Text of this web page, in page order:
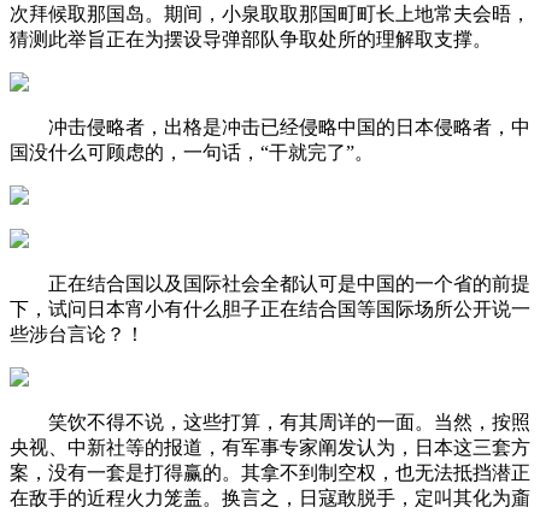
次拜候取那国岛。期间，小泉取取那国町町长上地常夫会晤，
猜测此举旨正在为摆设导弹部队争取处所的理解取支撑。
冲击侵略者，出格是冲击已经侵略中国的日本侵略者，中
国没什么可顾虑的，一句话，“干就完了”。
正在结合国以及国际社会全都认可是中国的一个省的前提
下，试问日本宵小有什么胆子正在结合国等国际场所公开说一
些涉台言论？！
笑饮不得不说，这些打算，有其周详的一面。当然，按照
央视、中新社等的报道，有军事专家阐发认为，日本这三套方
案，没有一套是打得赢的。其拿不到制空权，也无法抵挡潜正
在敌手的近程火力笼盖。换言之，日寇敢脱手，定叫其化为齑